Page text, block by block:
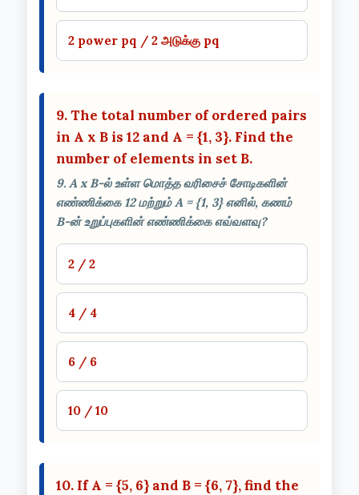
2 power pq / 2 அடுக்கு pq
9. The total number of ordered pairs
in A x B is 12 and A = {1, 3}. Find the
number of elements in set B.
9. A x B-ல் உள்ள மொத்த வரிசைச் சோடிகளின்
எண்ணிக்கை 12 மற்றும் A = {1, 3} எனில், கணம்
B-ன் உறுப்புகளின் எண்ணிக்கை எவ்வளவு?
2 / 2
4 / 4
6 / 6
10 / 10
10. If A = {5, 6} and B = {6, 7}, find the